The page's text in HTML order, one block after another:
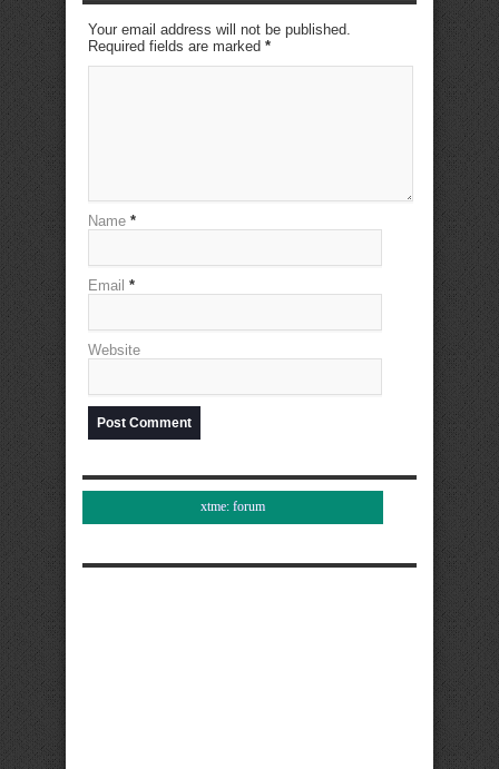
Your email address will not be published.
Required fields are marked *
Name *
Email *
Website
xtme: forum